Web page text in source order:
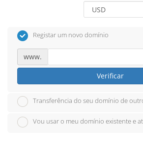
Registar um novo domínio
www.
Verificar
Transferência do seu domínio de
Vou usar o meu domínio existente e